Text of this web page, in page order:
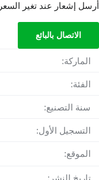
أرسل إشعار عند تغير السعر
الاتصال بالبائع
الماركة:
الفئة:
سنة التصنيع:
التسجيل الأول:
الموقع: